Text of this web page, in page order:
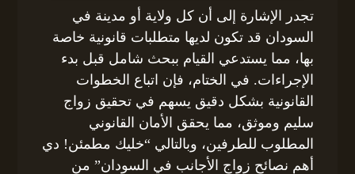
تجدر الإشارة إلى أن كل ولاية أو مدينة في
السودان قد تكون لديها متطلبات قانونية خاصة
بها، مما يستدعي القيام ببحث شامل قبل بدء
الإجراءات. في الختام، فإن اتباع الخطوات
القانونية بشكل دقيق يسهم في تحقيق زواج
سليم وموثق، مما يحقق الأمان القانوني
المطلوب للطرفين، وبالتالي “خليك مطمئن! دي
أهم نصائح زواج الأجانب في السودان” من